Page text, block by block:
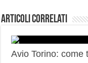
Articoli correlati
Avio Torino: come